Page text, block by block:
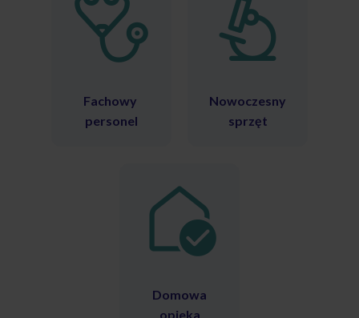
Domowa
opieka
Nowoczesny
sprzęt
Fachowy
personel